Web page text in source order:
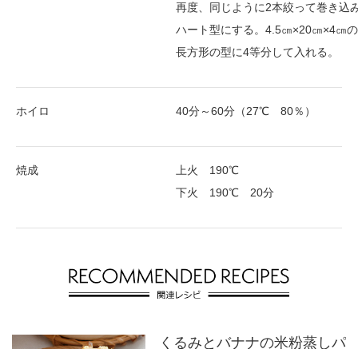
再度、同じように2本絞って巻き込
ハート型にする。4.5㎝×20㎝×4㎝の
長方形の型に4等分して入れる。
ホイロ 40分～60分（27℃ 80％）
焼成
上火 190℃
下火 190℃ 20分
くるみとバナナの米粉蒸しパ